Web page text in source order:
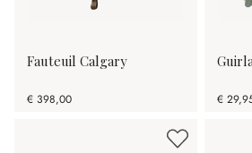
Fauteuil Calgary
€ 398,00 €